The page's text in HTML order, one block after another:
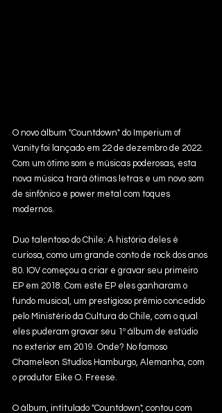
O novo álbum "Countdown" do Imperium of
Vanity foi lançado em 22 de dezembro de 2022.
Com um ótimo som e músicas poderosas, esta
nova música trará ótimas letras e um novo som
de sinfônico e power metal com toques
modernos.
Duo talentoso do Chile: A história deles é
curiosa, como um grande conto de rock dos anos
80. IOV começou a criar e gravar seu primeiro
EP em 2018. Com este EP eles ganharam o
fundo musical, um prestigioso prêmio concedido
pelo Ministério da Cultura do Chile, com o qual
eles puderam gravar seu 1º álbum de estúdio
no exterior em 2019. Onde? No famoso
Chameleon Studios Hamburgo, Alemanha, com
o produtor Eike O. Freese.
O álbum, intitulado "Countdown", contou com